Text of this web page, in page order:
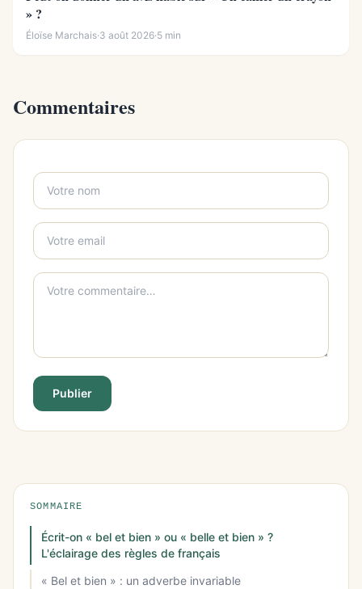
» ?
Éloïse Marchais·3 août 2026·5 min
Commentaires
Publier
SOMMAIRE
Écrit-on « bel et bien » ou « belle et bien » ?
L'éclairage des règles de français
« Bel et bien » : un adverbe invariable